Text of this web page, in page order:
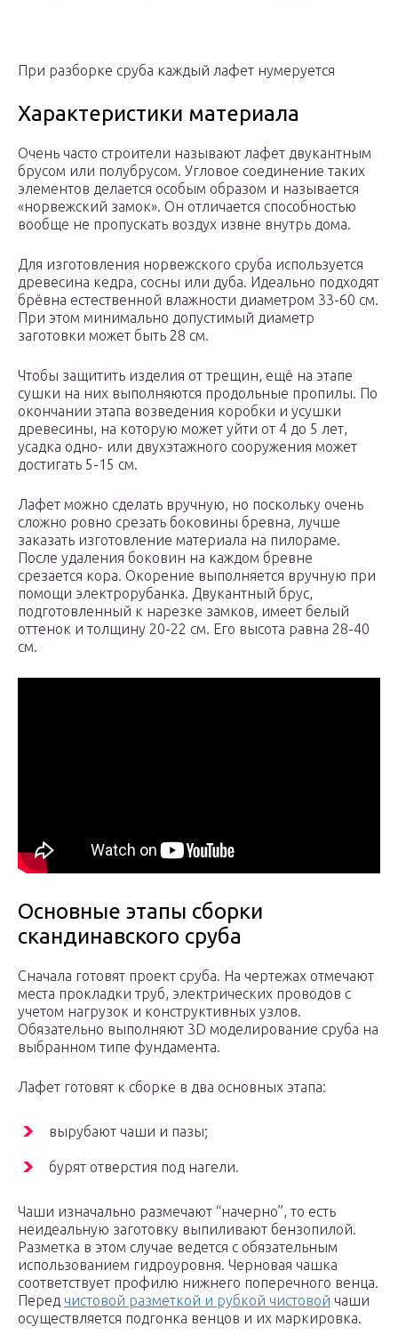
При разборке сруба каждый лафет нумеруется
Характеристики материала
Очень часто строители называют лафет двукантным
брусом или полубрусом. Угловое соединение таких
элементов делается особым образом и называется
«норвежский замок». Он отличается способностью
вообще не пропускать воздух извне внутрь дома.
Для изготовления норвежского сруба используется
древесина кедра, сосны или дуба. Идеально подходят
брёвна естественной влажности диаметром 33-60 см.
При этом минимально допустимый диаметр
заготовки может быть 28 см.
Чтобы защитить изделия от трещин, ещё на этапе
сушки на них выполняются продольные пропилы. По
окончании этапа возведения коробки и усушки
древесины, на которую может уйти от 4 до 5 лет,
усадка одно- или двухэтажного сооружения может
достигать 5-15 см.
Лафет можно сделать вручную, но поскольку очень
сложно ровно срезать боковины бревна, лучше
заказать изготовление материала на пилораме.
После удаления боковин на каждом бревне
срезается кора. Окорение выполняется вручную при
помощи электрорубанка. Двукантный брус,
подготовленный к нарезке замков, имеет белый
оттенок и толщину 20-22 см. Его высота равна 28-40
см.
Основные этапы сборки
скандинавского сруба
Сначала готовят проект сруба. На чертежах отмечают
места прокладки труб, электрических проводов с
учетом нагрузок и конструктивных узлов.
Обязательно выполняют 3D моделирование сруба на
выбранном типе фундамента.
Лафет готовят к сборке в два основных этапа:
вырубают чаши и пазы;
бурят отверстия под нагели.
Чаши изначально размечают “начерно”, то есть
неидеальную заготовку выпиливают бензопилой.
Разметка в этом случае ведется с обязательным
использованием гидроуровня. Черновая чашка
соответствует профилю нижнего поперечного венца.
Перед чистовой разметкой и рубкой чистовой чаши
осуществляется подгонка венцов и их маркировка.